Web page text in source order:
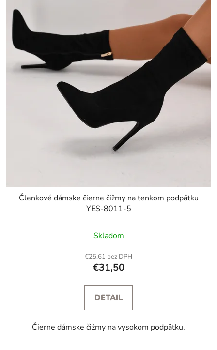
Členkové dámske čierne čižmy na tenkom podpätku
YES-8011-5
Skladom
€25,61 bez DPH
€31,50
DETAIL
Čierne dámske čižmy na vysokom podpätku.